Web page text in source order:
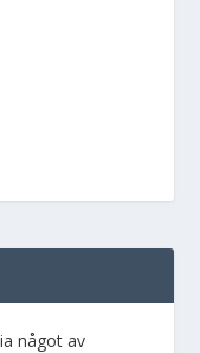
något av